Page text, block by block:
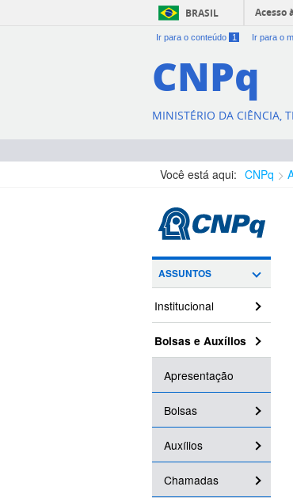
BRASIL Acesso
Ir para o conteúdo 1 Ir para o
CNPq
MINISTÉRIO DA CIÊNCIA,
Você está aqui: CNPq
ASSUNTOS
Institucional
Bolsas e Auxílios
Apresentação
Bolsas
Auxílios
Chamadas